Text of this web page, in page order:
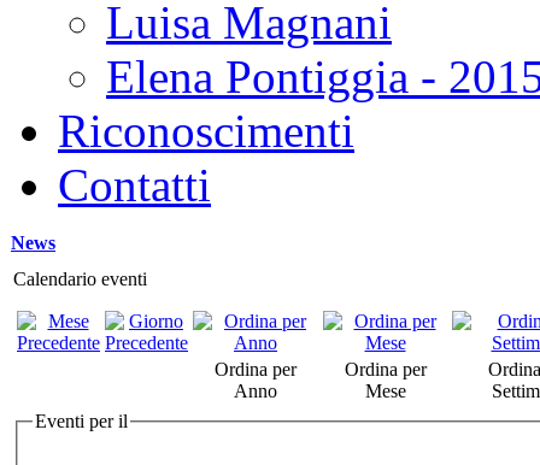
Luisa Magnani
Elena Pontiggia -
Riconoscimenti
Contatti
News
Calendario eventi
Ordina per
Anno
Ordina per
Mese
Eventi per il